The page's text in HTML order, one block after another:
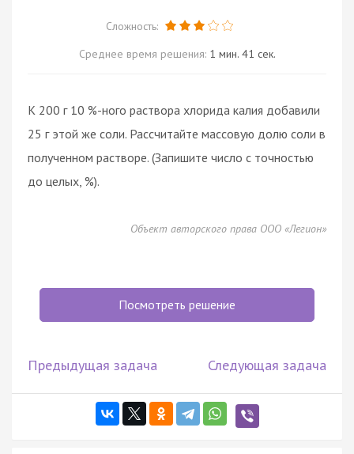
Сложность:
Среднее время решения: 1 мин. 41 сек.
К 200 г 10 %-ного раствора хлорида калия добавили
25 г этой же соли. Рассчитайте массовую долю соли в
полученном растворе. (Запишите число с точностью
до целых, %).
Объект авторского права ООО «Легион»
Посмотреть решение
Предыдущая задача Следующая задача